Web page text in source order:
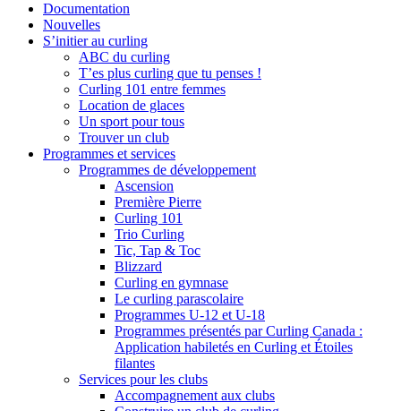
Documentation
Nouvelles
S’initier au curling
ABC du curling
T’es plus curling que tu penses !
Curling 101 entre femmes
Location de glaces
Un sport pour tous
Trouver un club
Programmes et services
Programmes de développement
Ascension
Première Pierre
Curling 101
Trio Curling
Tic, Tap & Toc
Blizzard
Curling en gymnase
Le curling parascolaire
Programmes U-12 et U-18
Programmes présentés par Curling Canada :
Application habiletés en Curling et Étoiles
filantes
Services pour les clubs
Accompagnement aux clubs